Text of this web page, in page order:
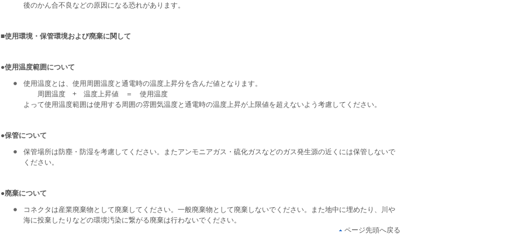
後のかん合不良などの原因になる恐れがあります。
■使用環境・保管環境および廃棄に関して
●使用温度範囲について
使用温度とは、使用周囲温度と通電時の温度上昇分を含んだ値となります。
周囲温度 + 温度上昇値 ＝ 使用温度
よって使用温度範囲は使用する周囲の雰囲気温度と通電時の温度上昇が上限値を超えないよう考慮してください。
●保管について
保管場所は防塵・防湿を考慮してください。またアンモニアガス・硫化ガスなどのガス発生源の近くには保管しないで
ください。
●廃棄について
コネクタは産業廃棄物として廃棄してください。一般廃棄物として廃棄しないでください。また地中に埋めたり、川や
海に投棄したりなどの環境汚染に繋がる廃棄は行わないでください。
ページ先頭へ戻る